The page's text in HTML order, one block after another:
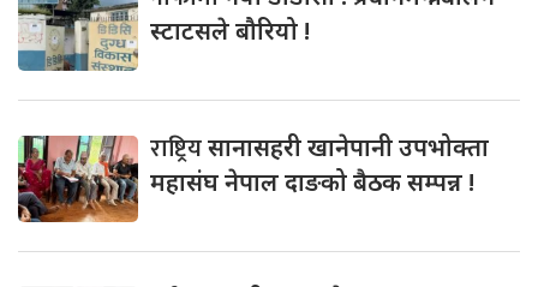
स्टाटसले बौरियो !
राष्ट्रियसानासहरी खानेपानी उपभोक्ता
महासंघ नेपाल दाङको बैठक सम्पन्न !